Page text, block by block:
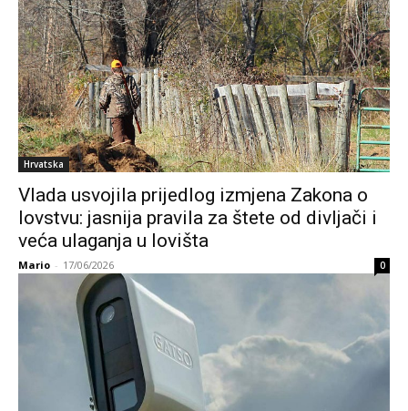
Hrvatska
Vlada usvojila prijedlog izmjena Zakona o
lovstvu: jasnija pravila za štete od divljači i
veća ulaganja u lovišta
Mario - 17/06/2026 0